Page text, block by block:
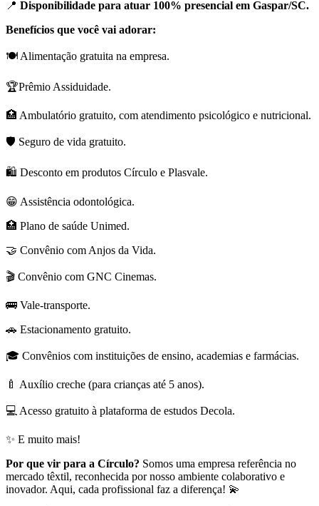
📍 Disponibilidade para atuar 100% presencial em Gaspar/SC.
Benefícios que você vai adorar:
🍽️ Alimentação gratuita na empresa.
🏆Prêmio Assiduidade.
🏥 Ambulatório gratuito, com atendimento psicológico e nutricional.
🛡️ Seguro de vida gratuito.
🛍️ Desconto em produtos Círculo e Plasvale.
😁 Assistência odontológica.
🏥 Plano de saúde Unimed.
🤝 Convênio com Anjos da Vida.
🎬 Convênio com GNC Cinemas.
🚌 Vale-transporte.
🚗 Estacionamento gratuito.
🎓 Convênios com instituições de ensino, academias e farmácias.
🍼 Auxílio creche (para crianças até 5 anos).
💻 Acesso gratuito à plataforma de estudos Decola.
✨ E muito mais!
Por que vir para a Círculo? Somos uma empresa referência no
mercado têxtil, reconhecida por nosso ambiente colaborativo e
inovador. Aqui, cada profissional faz a diferença! 💫